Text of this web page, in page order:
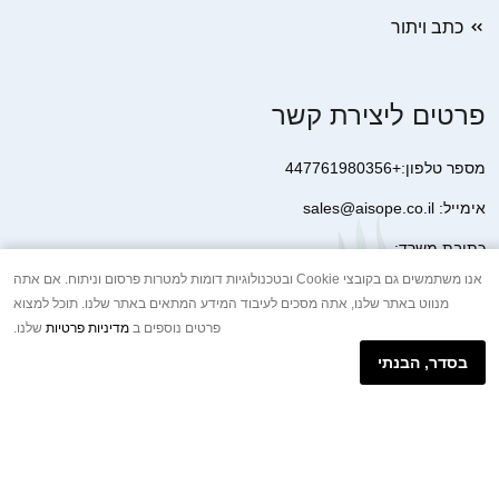
כתב ויתור
פרטים ליצירת קשר
מספר טלפון:+447761980356
אימייל: sales@aisope.co.il
כתובת משרד:
41 Devonshire Street Ground Floor Office 1 London W1G 7AJ
United Kingdom
+44 7410 2065017
הודעת וואטסאפ באינטרנט
אנו משתמשים גם בקובצי Cookie ובטכנולוגיות דומות למטרות פרסום וניתוח. אם אתה
מנווט באתר שלנו, אתה מסכים לעיבוד המידע המתאים באתר שלנו. תוכל למצוא
פרטים נוספים ב מדיניות פרטיות שלנו.
בסדר, הבנתי